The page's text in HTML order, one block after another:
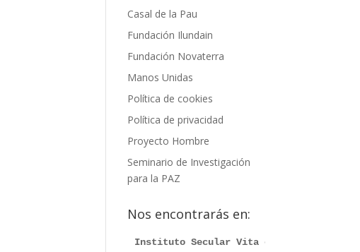
Casal de la Pau
Fundación Ilundain
Fundación Novaterra
Manos Unidas
Política de cookies
Política de privacidad
Proyecto Hombre
Seminario de Investigación
para la PAZ
Nos encontrarás en:
Instituto Secular Vita et Pax